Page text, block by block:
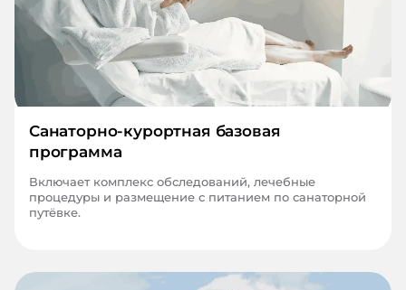
Санаторно-курортная базовая
программа
Включает комплекс обследований, лечебные
процедуры и размещение с питанием по санаторной
путёвке.